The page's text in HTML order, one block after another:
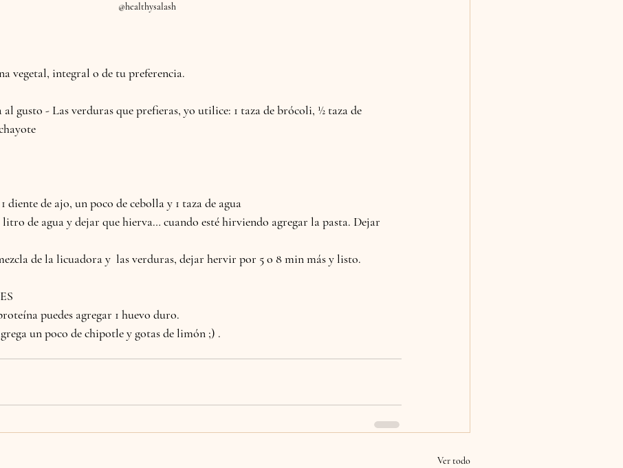
@healthysalash
vegetal, integral o de tu preferencia.
gusto - Las verduras que prefieras, yo utilice: 1 taza de brócoli, ½ taza de
de ajo, un poco de cebolla y 1 taza de agua
de agua y dejar que hierva… cuando esté hirviendo agregar la pasta. Dejar
de la licuadora y  las verduras, dejar hervir por 5 o 8 min más y listo.
puedes agregar 1 huevo duro.
un poco de chipotle y gotas de limón ;) .
Ver todo